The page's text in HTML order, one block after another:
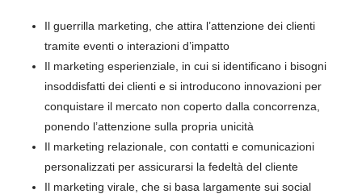
Il guerrilla marketing, che attira l’attenzione dei clienti
tramite eventi o interazioni d’impatto
Il marketing esperienziale, in cui si identificano i bisogni
insoddisfatti dei clienti e si introducono innovazioni per
conquistare il mercato non coperto dalla concorrenza,
ponendo l’attenzione sulla propria unicità
Il marketing relazionale, con contatti e comunicazioni
personalizzati per assicurarsi la fedeltà del cliente
Il marketing virale, che si basa largamente sui social